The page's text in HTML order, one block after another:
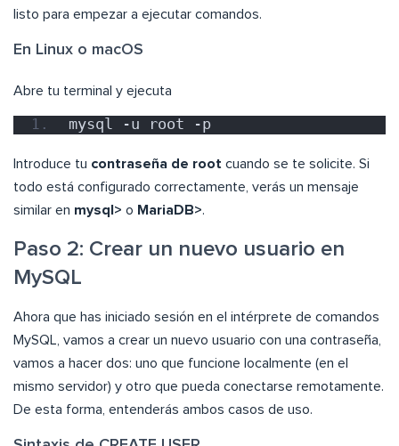
listo para empezar a ejecutar comandos.
En Linux o macOS
Abre tu terminal y ejecuta
mysql -u root -p
Introduce tu contraseña de root cuando se te solicite. Si
todo está configurado correctamente, verás un mensaje
similar en mysql> o MariaDB>.
Paso 2: Crear un nuevo usuario en
MySQL
Ahora que has iniciado sesión en el intérprete de comandos
MySQL, vamos a crear un nuevo usuario con una contraseña,
vamos a hacer dos: uno que funcione localmente (en el
mismo servidor) y otro que pueda conectarse remotamente.
De esta forma, entenderás ambos casos de uso.